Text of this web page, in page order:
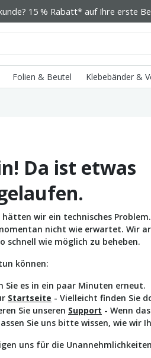
15 % Rabatt* auf Ihre erste
Folien & Beutel Klebebänder &
Da ist etwas
hätten wir ein technisches
nicht wie erwartet. Wir
schnell wie möglich zu beheben.
können:
Sie es in ein paar Minuten erneut.
Startseite - Vielleicht finden Sie
Sie unseren Support - Wenn
Sie uns bitte wissen, wie wir
uns für die